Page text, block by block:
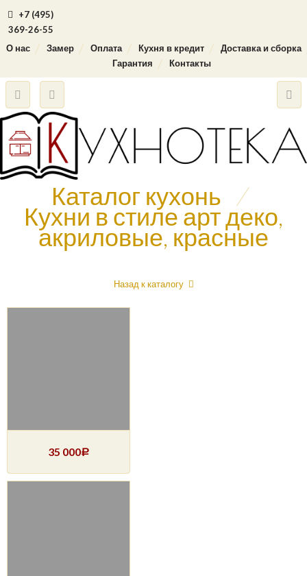
+7 (495)
369-26-55
О нас
Замер Оплата Кухня в кредит
Доставка и сборка
Гарантия
Контакты
Каталог кухонь /
Кухни в стиле арт деко,
акриловые, красные
Назад к каталогу
35 000Р